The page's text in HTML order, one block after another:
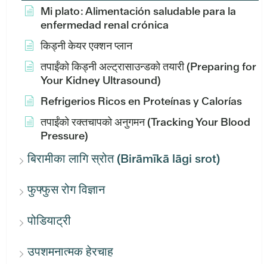
Mi plato: Alimentación saludable para la
enfermedad renal crónica
किड्नी केयर एक्शन प्लान
तपाईंको किड्नी अल्ट्रासाउन्डको तयारी (Preparing for
Your Kidney Ultrasound)
Refrigerios Ricos en Proteínas y Calorías
तपाईंको रक्तचापको अनुगमन (Tracking Your Blood
Pressure)
बिरामीका लागि स्रोत (Birāmīkā lāgi srot)
फुफ्फुस रोग विज्ञान
पोडियाट्री
उपशमनात्मक हेरचाह